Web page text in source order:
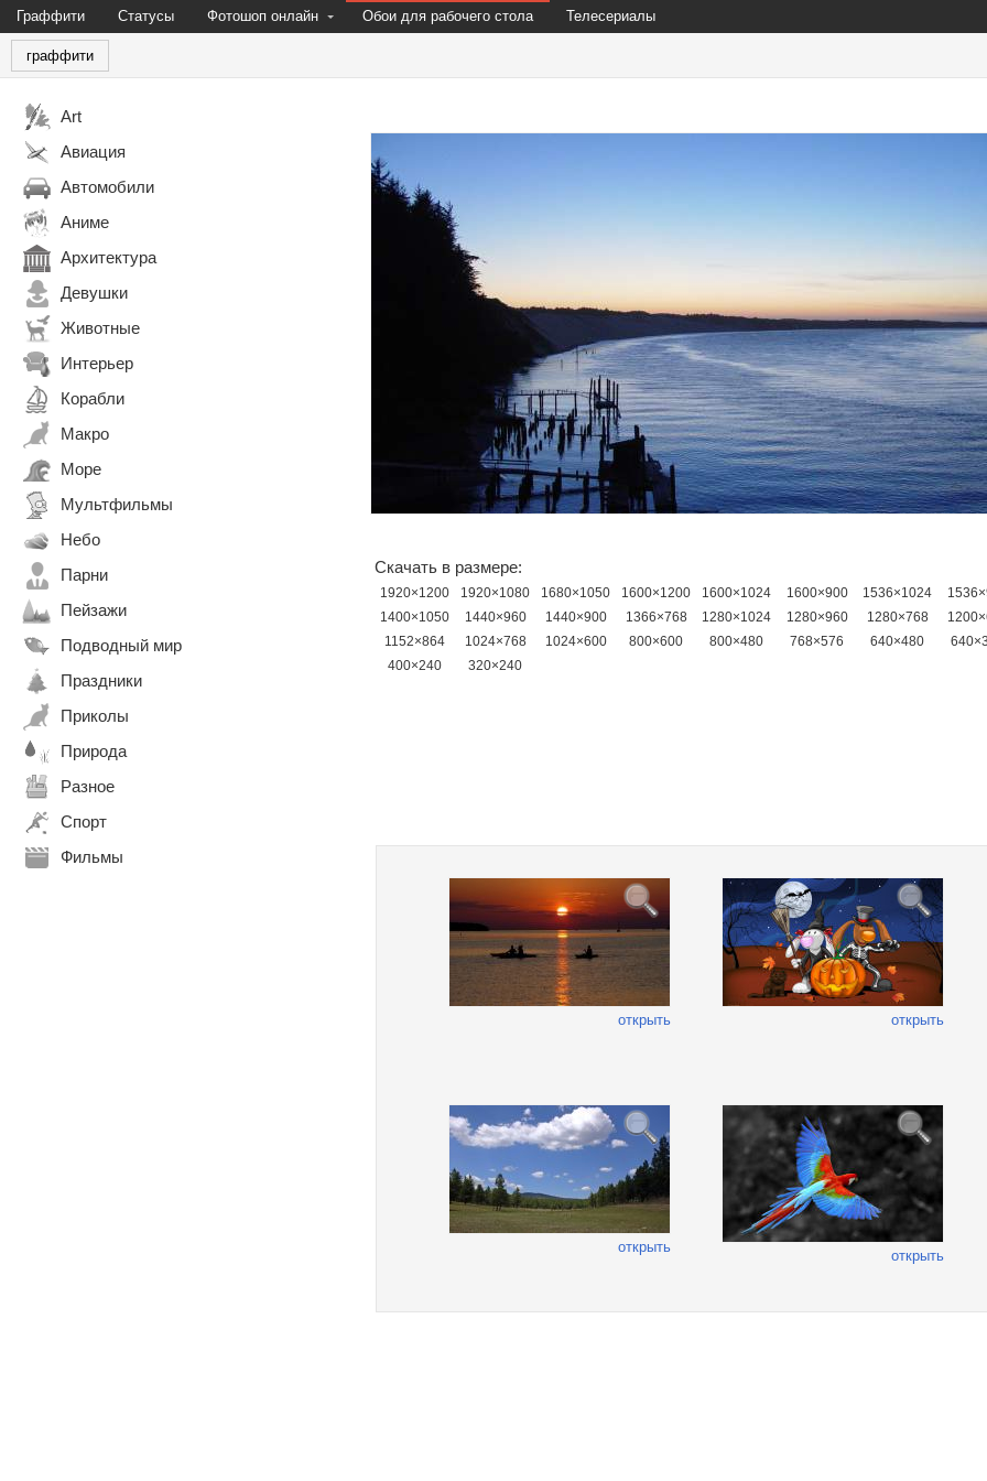
Граффити Статусы Фотошоп онлайн Обои для рабочего стола Телесериалы
граффити
Art
Авиация
Автомобили
Аниме
Архитектура
Девушки
Животные
Интерьер
Корабли
Макро
Море
Мультфильмы
Небо
Парни
Пейзажи
Подводный мир
Праздники
Приколы
Природа
Разное
Спорт
Фильмы
Скачать в размере:
1920×1200 1920×1080 1680×1050 1600×1200 1600×1024 1600×900 1536×1024
1400×1050
1440×960 1440×900 1366×768 1280×1024 1280×960 1280×768
1152×864
1024×768 1024×600 800×600 800×480 768×576 640×480
400×240
320×240
открыть открыть
открыть
открыть